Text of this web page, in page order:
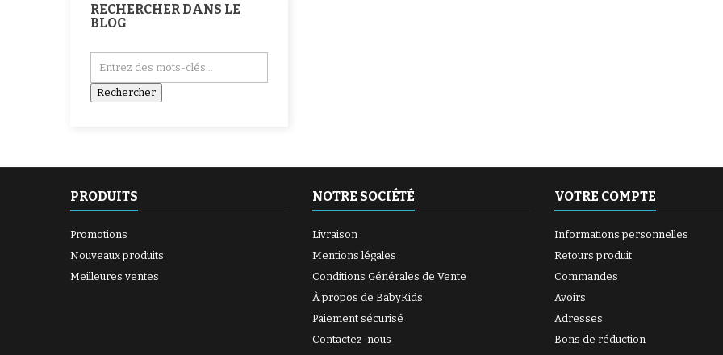
(6 avis)
(27 avis)
RECHERCHER DANS LE
BLOG
PRODUITS
Promotions
Nouveaux produits
Meilleures ventes
NOTRE SOCIÉTÉ
Livraison
Mentions légales
Conditions Générales de Vente
À propos de BabyKids
Paiement sécurisé
Contactez-nous
VOTRE COMPTE
Informations personnelles
Retours produit
Commandes
Avoirs
Adresses
Bons de réduction